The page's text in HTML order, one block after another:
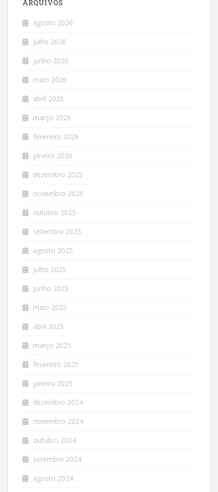
ARQUIVOS
agosto 2026
julho 2026
junho 2026
maio 2026
abril 2026
março 2026
fevereiro 2026
janeiro 2026
dezembro 2025
novembro 2025
outubro 2025
setembro 2025
agosto 2025
julho 2025
junho 2025
maio 2025
abril 2025
março 2025
fevereiro 2025
janeiro 2025
dezembro 2024
novembro 2024
outubro 2024
setembro 2024
agosto 2024